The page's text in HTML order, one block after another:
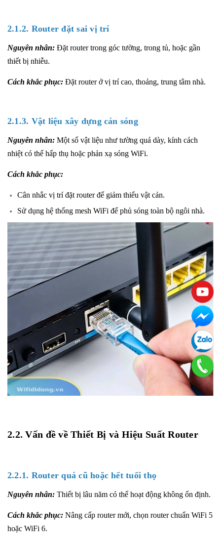
2.1.2. Router đặt sai vị trí
Nguyên nhân: Đặt router trong góc tường, trong tủ, hoặc gần
thiết bị nhiễu.
Cách khắc phục: Đặt router ở vị trí cao, thoáng, trung tâm nhà.
2.1.3. Vật liệu xây dựng cản sóng
Nguyên nhân: Một số vật liệu như tường quá dày, kính cách
nhiệt có thể hấp thụ hoặc phản xạ sóng WiFi.
Cách khắc phục:
Cân nhắc vị trí đặt router để giảm thiểu vật cản.
Sử dụng hệ thống mesh WiFi để phủ sóng toàn bộ ngôi nhà.
2.2. Vấn đề về Thiết Bị và Hiệu Suất Router
2.2.1. Router quá cũ hoặc hết tuổi thọ
Nguyên nhân: Thiết bị lâu năm có thể hoạt động không ổn định.
Cách khắc phục: Nâng cấp router mới, chọn router chuẩn WiFi 5
hoặc WiFi 6.